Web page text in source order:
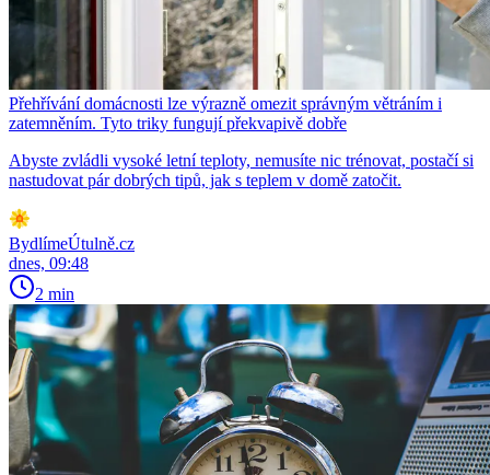
Přehřívání domácnosti lze výrazně omezit správným větráním i
zatemněním. Tyto triky fungují překvapivě dobře
Abyste zvládli vysoké letní teploty, nemusíte nic trénovat, postačí si
nastudovat pár dobrých tipů, jak s teplem v domě zatočit.
BydlímeÚtulně.cz
dnes, 09:48
2 min